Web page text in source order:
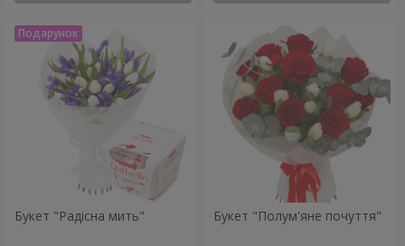
Букет "Радісна мить" Букет "Полум'яне почуття"